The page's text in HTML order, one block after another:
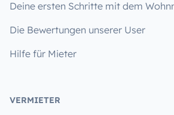
Deine ersten Schritte mit dem
Die Bewertungen unserer User
Hilfe für Mieter
VERMIETER